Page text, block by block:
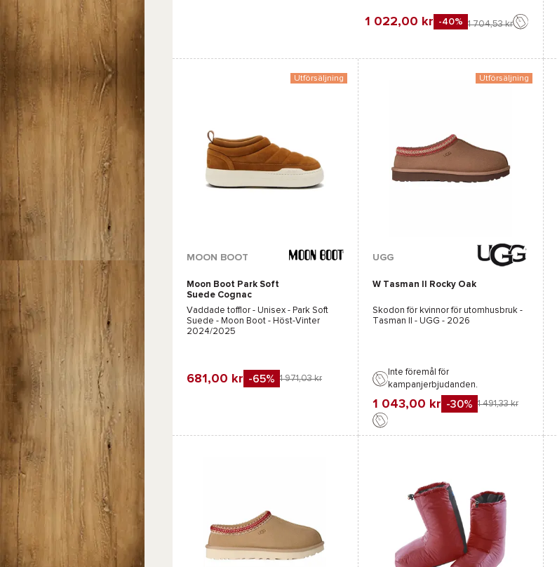
1 022,00 kr -40% 1 704,53 kr
Utförsäljning
MOON BOOT
Moon Boot Park Soft
Suede Cognac
Vaddade tofflor - Unisex - Park Soft
Suede - Moon Boot - Höst-Vinter
2024/2025
681,00 kr -65% 1 971,03 kr
Utförsäljning
UGG
W Tasman II Rocky Oak
Skodon för kvinnor för utomhusbruk -
Tasman II - UGG - 2026
Inte föremål för
kampanjerbjudanden.
1 043,00 kr -30% 1 491,33 kr